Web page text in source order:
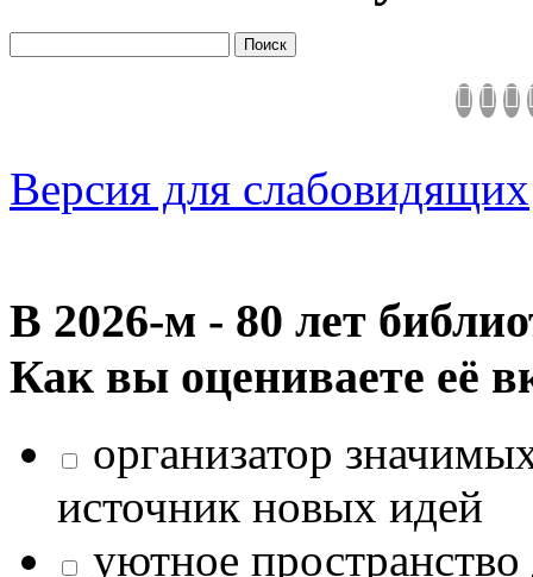
Версия для слабовидящих
В 2026‑м - 80 лет
Как вы оцениваете её
организатор
источник новых идей
уютное